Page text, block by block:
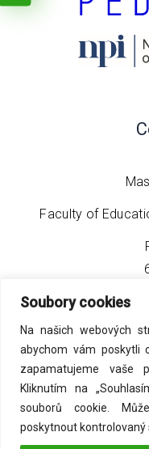
Soubory cookies
Na našich webových
abychom vám poskytli
zapamatujeme vaše
Kliknutím na
souborů cookie.
poskytnout kontrolovaný
Faculty of
phone:
email: